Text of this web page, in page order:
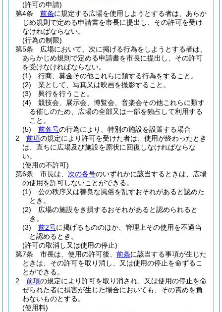
(許可の申請)
第4条
前条に規定する広場を使用しようとする者は、あらか
じめ規則で定める申請書を市長に提出し、その許可を受け
なければならない。
(行為の制限)
第5条
広場において、次に掲げる行為をしようとする者は、
あらかじめ規則で定める申請書を市長に提出し、その許可
を受けなければならない。
(1)
行商、募金その他これらに類する行為をすること。
(2)
業として、写真又は映画を撮影すること。
(3)
興行を行うこと。
(4)
競技会、展示会、博覧会、音楽会その他これらに類す
る催しのため、広場の全部又は一部を独占して利用する
こと。
(5)
前各号の行為により、特別の施設を設置する場合
2
前項の規定により許可を受けた者は、使用が終わったとき
は、直ちに広場及び施設を原状に回復しなければならな
い。
(使用の不許可)
第6条
市長は、 次の各号のいずれかに該当するときは、広場
の使用を許可しないことができる。
(1)
公の秩序又は善良な風俗を乱すおそれがあると認めた
とき。
(2)
広場の施設をき損するおそれがあると認められると
き。
(3)
前2号に掲げるもののほか、管理上その使用を不適当
と認めるとき。
(許可の取消し又は使用の停止)
第7条
市長は、使用の許可後、 前条に該当する事項が生じた
ときは、その許可を取り消し、又は使用の停止を命ずるこ
とができる。
2
前項の規定により許可を取り消され、又は使用の停止を命
ぜられた者に損害が生じた場合においても、その責めを負
わないものとする。
(使用料)